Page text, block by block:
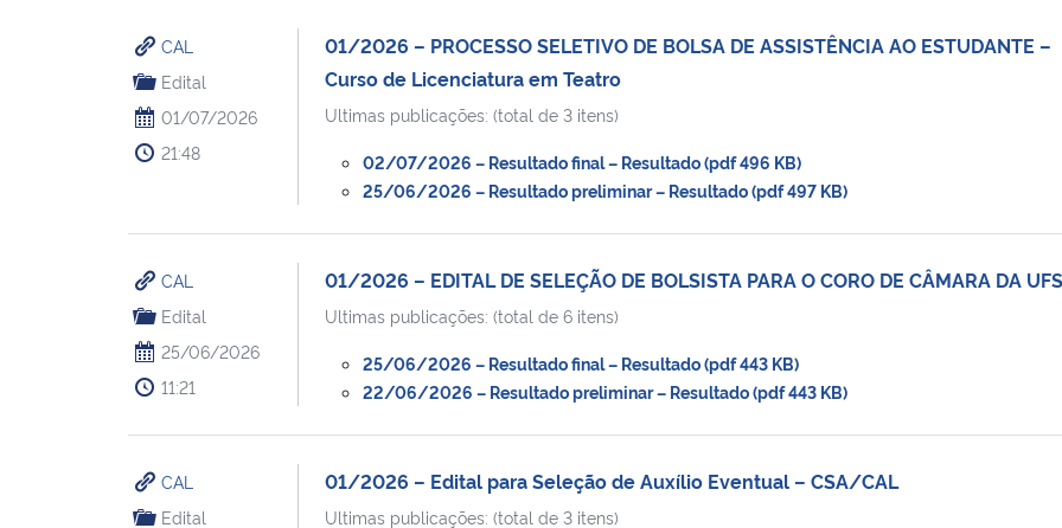
CAL
Edital
01/07/2026
21:48
01/2026 – PROCESSO SELETIVO DE BOLSA DE ASSISTÊNCIA AO ESTUDANTE –
Curso de Licenciatura em Teatro
Ultimas publicações: (total de 3 itens)
02/07/2026 – Resultado final – Resultado (pdf 496 KB)
25/06/2026 – Resultado preliminar – Resultado (pdf 497 KB)
CAL
Edital
25/06/2026
11:21
01/2026 – EDITAL DE SELEÇÃO DE BOLSISTA PARA O CORO DE CÂMARA DA
Ultimas publicações: (total de 6 itens)
25/06/2026 – Resultado final – Resultado (pdf 443 KB)
22/06/2026 – Resultado preliminar – Resultado (pdf 443 KB)
CAL
Edital
01/2026 – Edital para Seleção de Auxílio Eventual – CSA/CAL
Ultimas publicações: (total de 3 itens)